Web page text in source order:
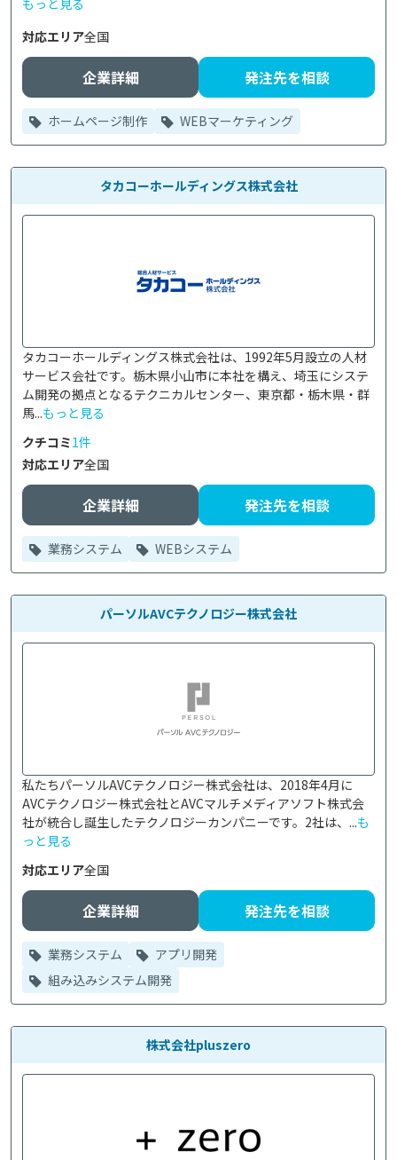
もっと見る
対応エリア全国
企業詳細 発注先を相談
ホームページ制作 WEBマーケティング
タカコーホールディングス株式会社
タカコーホールディングス株式会社は、1992年5月設立の人材
サービス会社です。栃木県小山市に本社を構え、埼玉にシステ
ム開発の拠点となるテクニカルセンター、東京都・栃木県・群
馬...もっと見る
クチコミ1件
対応エリア全国
企業詳細 発注先を相談
業務システム WEBシステム
パーソルAVCテクノロジー株式会社
私たちパーソルAVCテクノロジー株式会社は、2018年4月に
AVCテクノロジー株式会社とAVCマルチメディアソフト株式会
社が統合し誕生したテクノロジーカンパニーです。2社は、...も
っと見る
対応エリア全国
企業詳細 発注先を相談
業務システム
アプリ開発
組み込みシステム開発
株式会社pluszero